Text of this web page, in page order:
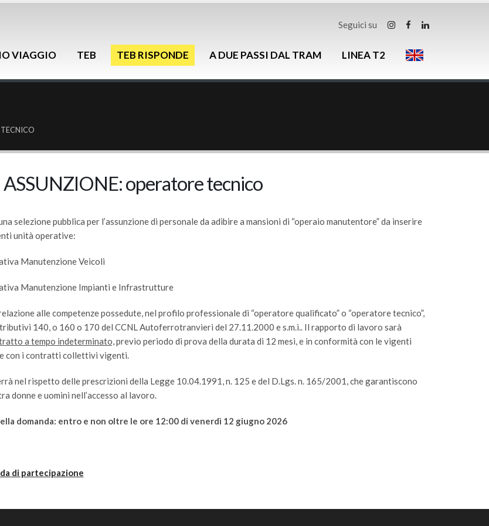
Seguici su
VIAGGIO TEB TEB RISPONDE A DUE PASSI DAL TRAM LINEA T2
operatore tecnico
selezione pubblica per l’assunzione di personale da adibire a mansioni di “operaio manutentore” da inserire
unità operative:
Manutenzione Veicoli
Manutenzione Impianti e Infrastrutture
alle competenze possedute, nel profilo professionale di “operatore qualificato” o “operatore tecnico”,
140, o 160 o 170 del CCNL Autoferrotranvieri del 27.11.2000 e s.m.i.. Il rapporto di lavoro sarà
a tempo indeterminato,previo periodo di prova della durata di 12 mesi, e in conformità con le vigenti
con i contratti collettivi vigenti.
nel rispetto delle prescrizioni della Legge 10.04.1991, n. 125 e del D.Lgs. n. 165/2001, che garantiscono
donne e uomini nell’accesso al lavoro.
domanda: entro e non oltre le ore 12:00 di venerdì 12 giugno 2026
di partecipazione